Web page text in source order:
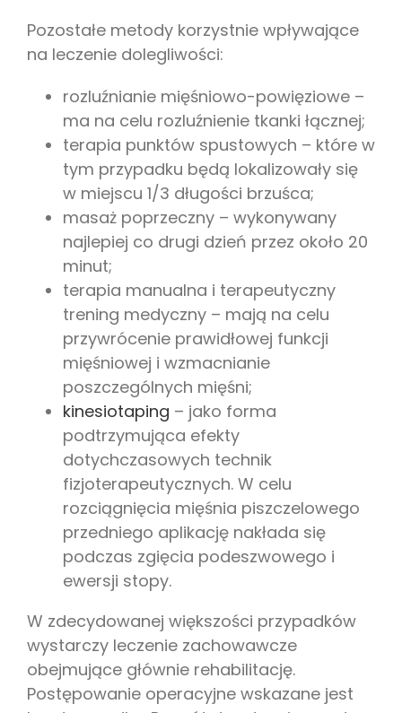
Pozostałe metody korzystnie wpływające
na leczenie dolegliwości:
rozluźnianie mięśniowo-powięziowe –
ma na celu rozluźnienie tkanki łącznej;
terapia punktów spustowych – które w
tym przypadku będą lokalizowały się
w miejscu 1/3 długości brzuśca;
masaż poprzeczny – wykonywany
najlepiej co drugi dzień przez około 20
minut;
terapia manualna i terapeutyczny
trening medyczny – mają na celu
przywrócenie prawidłowej funkcji
mięśniowej i wzmacnianie
poszczególnych mięśni;
kinesiotaping – jako forma
podtrzymująca efekty
dotychczasowych technik
fizjoterapeutycznych. W celu
rozciągnięcia mięśnia piszczelowego
przedniego aplikację nakłada się
podczas zgięcia podeszwowego i
ewersji stopy.
W zdecydowanej większości przypadków
wystarczy leczenie zachowawcze
obejmujące głównie rehabilitację.
Postępowanie operacyjne wskazane jest